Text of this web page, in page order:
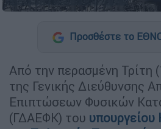
Προσθέστε το
Από την περασμένη Τρίτη
της Γενικής Διεύθυνσης
Επιπτώσεων Φυσικών
(ΓΔΑΕΦΚ) του υπουργείου